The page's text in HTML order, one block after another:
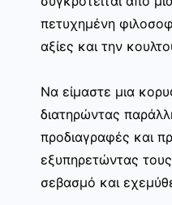
πετυχημένη
αξίες και την
Να είμαστε μια
διατηρώντας
προδιαγραφές και
εξυπηρετώντας
σεβασμό και